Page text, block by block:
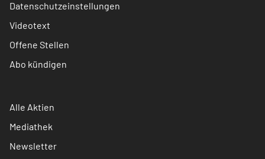
Datenschutzeinstellungen
Videotext
Offene Stellen
Abo kündigen
Alle Aktien
Mediathek
Newsletter